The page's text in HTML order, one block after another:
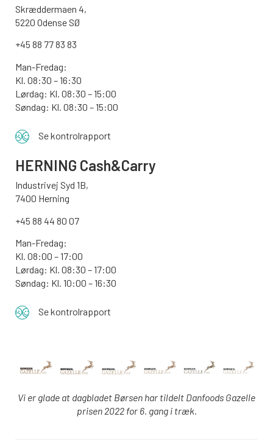
Skræddermaen 4,
5220 Odense SØ
+45 88 77 83 83
Man-Fredag:
Kl. 08:30 – 16:30
Lørdag: Kl. 08:30 – 15:00
Søndag: Kl. 08:30 – 15:00
Se kontrolrapport
HERNING Cash&Carry
Industrivej Syd 1B,
7400 Herning
+45 88 44 80 07
Man-Fredag:
Kl. 08:00 – 17:00
Lørdag: Kl. 08:30 – 17:00
Søndag: Kl. 10:00 – 16:30
Se kontrolrapport
Vi er glade at dagbladet Børsen har tildelt Danfoods Gazelle
prisen 2022 for 6. gang i træk.